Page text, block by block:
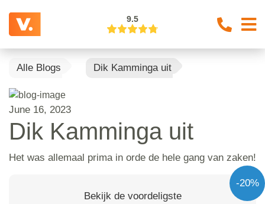
9.5
Alle Blogs Dik Kamminga uit
June 16, 2023
Dik Kamminga uit
Het was allemaal prima in orde de hele gang van zaken!
-20%
Bekijk de voordeligste